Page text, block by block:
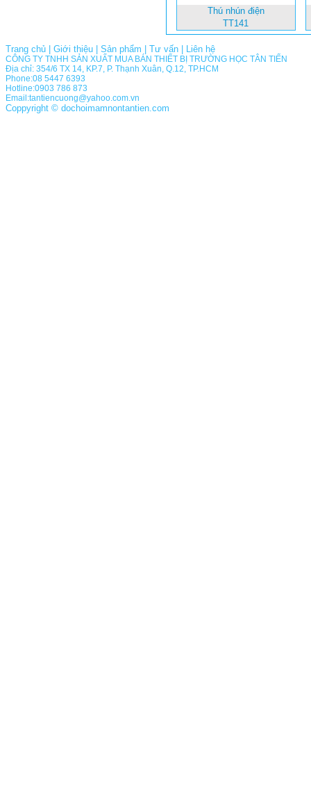
Thú nhún điện
TT141
Trang chủ Giới thiệu Sản phẩm Tư vấn Liên hệ
CÔNG TY TNHH SẢN XUẤT MUA BÁN THIẾT BỊ TRƯỜNG HỌC TÂN TIẾN
Địa chỉ: 354/6 TX 14, KP.7, P. Thạnh Xuân, Q.12, TP.HCM
Phone:08 5447 6393
Hotline:0903 786 873
Email:tantiencuong@yahoo.com.vn
Coppyright © dochoimamnontantien.com